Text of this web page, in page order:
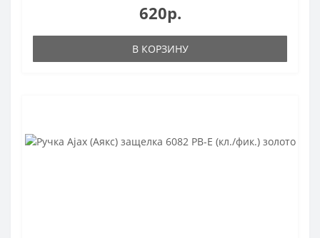
620р.
В КОРЗИНУ